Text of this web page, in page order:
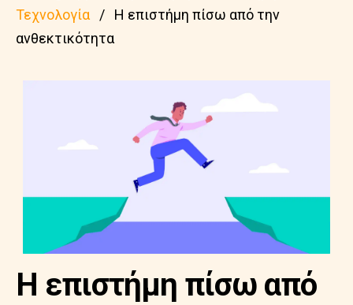
Τεχνολογία
Η επιστήμη πίσω από την
ανθεκτικότητα
Η επιστήμη πίσω από